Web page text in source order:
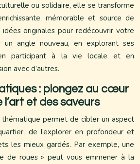
ou solidaire, elle se transforme
mémorable et source de
idées originales pour redécouvrir votre
angle nouveau, en explorant ses
en participant à la vie locale et en
avec d’autres.
: plongez au cœur
l’art et des saveurs
thématique permet de cibler un aspect
de l’explorer en profondeur et
les mieux gardés. Par exemple, une
de roues » peut vous emmener à la